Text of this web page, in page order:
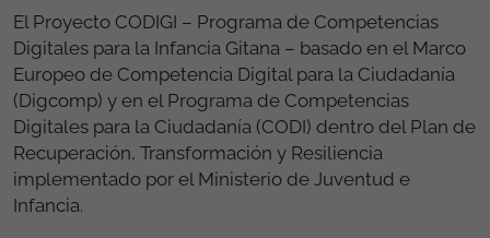
El Proyecto CODIGI – Programa de Competencias
Digitales para la Infancia Gitana – basado en el Marco
Europeo de Competencia Digital para la Ciudadanía
(Digcomp) y en el Programa de Competencias
Digitales para la Ciudadanía (CODI) dentro del Plan de
Recuperación, Transformación y Resiliencia
implementado por el Ministerio de Juventud e
Infancia.